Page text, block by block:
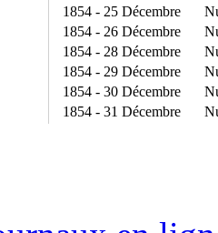
1854 - 25 Décembre
1854 - 26 Décembre
1854 - 28 Décembre
1854 - 29 Décembre
1854 - 30 Décembre
1854 - 31 Décembre